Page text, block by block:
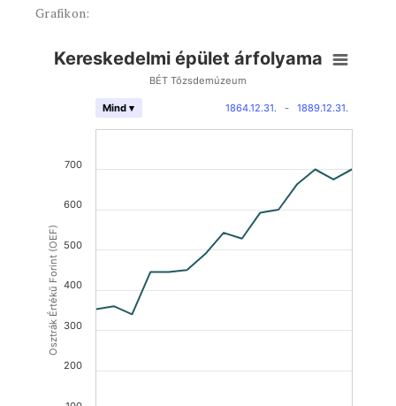
Grafikon:
Osztrák Értékű Forint (OEF)
Kereskedelmi épület árfolyama
BÉT Tőzsdemúzeum
1864.12.31. - 1889.12.31.
Mind ▾
200
300
400
500
600
700